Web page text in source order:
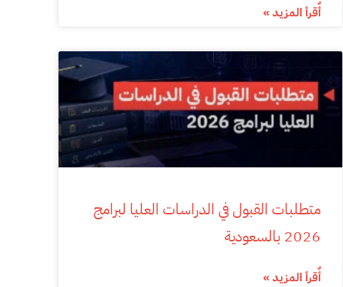
أٌقرأ المزيد »
متطلبات القبول في الدراسات العليا لبرامج
2026 بالسعودية
أٌقرأ المزيد »